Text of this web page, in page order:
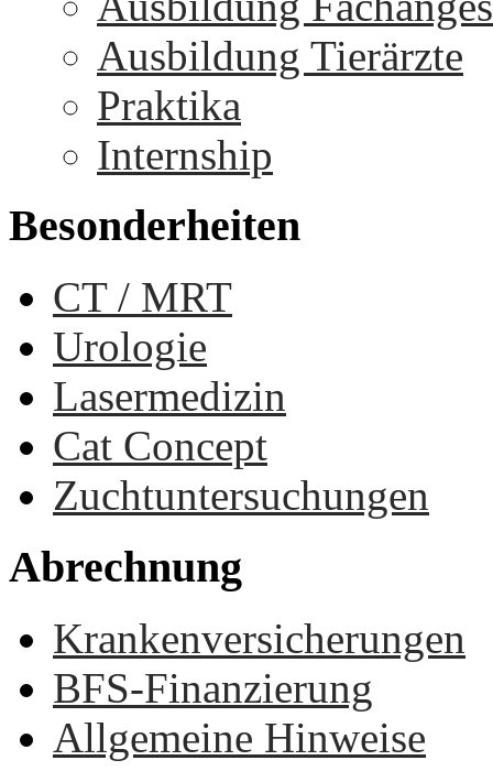
Ausbildung Tierärzte
Praktika
Internship
Besonderheiten
CT / MRT
Urologie
Lasermedizin
Cat Concept
Zuchtuntersuchungen
Abrechnung
Krankenversicherungen
BFS-Finanzierung
Allgemeine Hinweise